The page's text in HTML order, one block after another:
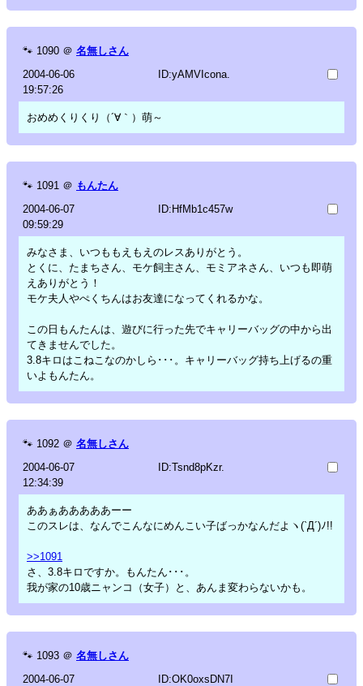
🐾 1090 ＠ 名無しさん
2004-06-06
19:57:26
ID:yAMVIcona.
おめめくりくり（´∀｀）萌～
🐾 1091 ＠ もんたん
2004-06-07
09:59:29
ID:HfMb1c457w
みなさま、いつももえもえのレスありがとう。
とくに、たまちさん、モケ飼主さん、モミアネさん、いつも即萌
えありがとう！
モケ夫人やぺくちんはお友達になってくれるかな。
この日もんたんは、遊びに行った先でキャリーバッグの中から出
てきませんでした。
3.8キロはこねこなのかしら･･･。キャリーバッグ持ち上げるの重
いよもんたん。
🐾 1092 ＠ 名無しさん
2004-06-07
12:34:39
ID:Tsnd8pKzr.
ああぁあああああーー
このスレは、なんでこんなにめんこい子ばっかなんだよヽ(`Д´)ﾉ!!
>>1091
さ、3.8キロですか。もんたん･･･。
我が家の10歳ニャンコ（女子）と、あんま変わらないかも。
🐾 1093 ＠ 名無しさん
2004-06-07
ID:OK0oxsDN7I